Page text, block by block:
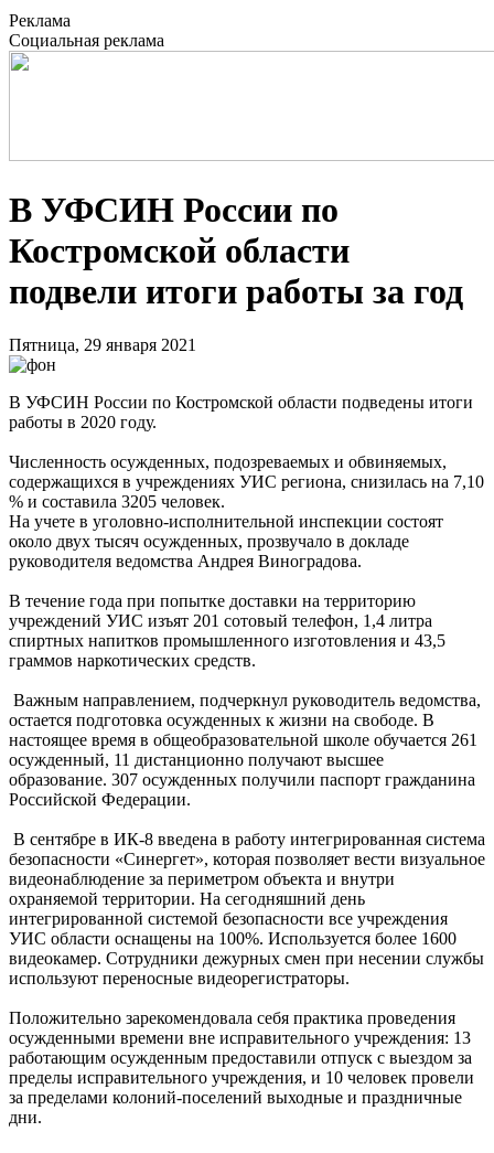
Реклама
Социальная реклама
В УФСИН России по
Костромской области
подвели итоги работы за год
Пятница, 29 января 2021
В УФСИН России по Костромской области подведены итоги
работы в 2020 году.
Численность осужденных, подозреваемых и обвиняемых,
содержащихся в учреждениях УИС региона, снизилась на 7,10
% и составила 3205 человек.
На учете в уголовно-исполнительной инспекции состоят
около двух тысяч осужденных, прозвучало в докладе
руководителя ведомства Андрея Виноградова.
В течение года при попытке доставки на территорию
учреждений УИС изъят 201 сотовый телефон, 1,4 литра
спиртных напитков промышленного изготовления и 43,5
граммов наркотических средств.
Важным направлением, подчеркнул руководитель ведомства,
остается подготовка осужденных к жизни на свободе. В
настоящее время в общеобразовательной школе обучается 261
осужденный, 11 дистанционно получают высшее
образование. 307 осужденных получили паспорт гражданина
Российской Федерации.
В сентябре в ИК-8 введена в работу интегрированная система
безопасности «Синергет», которая позволяет вести визуальное
видеонаблюдение за периметром объекта и внутри
охраняемой территории. На сегодняшний день
интегрированной системой безопасности все учреждения
УИС области оснащены на 100%. Используется более 1600
видеокамер. Сотрудники дежурных смен при несении службы
используют переносные видеорегистраторы.
Положительно зарекомендовала себя практика проведения
осужденными времени вне исправительного учреждения: 13
работающим осужденным предоставили отпуск с выездом за
пределы исправительного учреждения, и 10 человек провели
за пределами колоний-поселений выходные и праздничные
дни.